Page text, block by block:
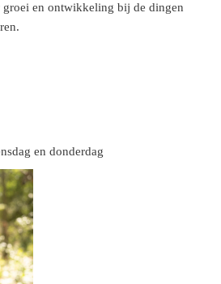
groei en ontwikkeling bij de dingen
en donderdag